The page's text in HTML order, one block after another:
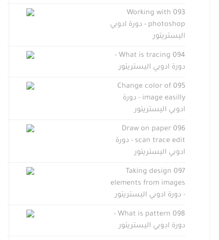
093 Working with
photoshop - دورة ادوبي
اليستريتور
094 What is tracing -
دورة ادوبي اليستريتور
095 Change color of
image easilly - دورة
ادوبي اليستريتور
096 Draw on paper
scan trace edit - دورة
ادوبي اليستريتور
097 Taking design
elements from images
- دورة ادوبي اليستريتور
098 What is pattern -
دورة ادوبي اليستريتور